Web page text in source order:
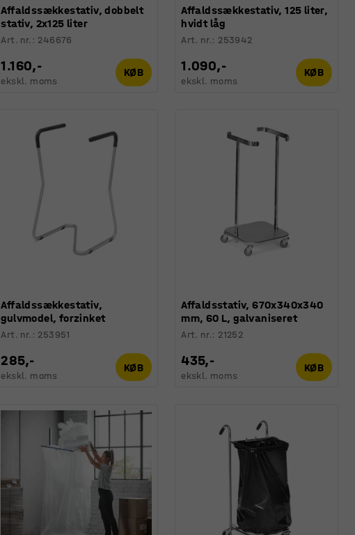
Affaldssækkestativ, dobbelt
stativ, 2x125 liter
Art. nr. : 246676
1.160,-
ekskl. moms
KØB
Affaldssækkestativ, 125 liter,
hvidt låg
Art. nr.: 253942
1.090,-
ekskl. moms
KØB
Affaldssækkestativ,
gulvmodel, forzinket
Art. nr. : 253951
285,-
ekskl. moms
KØB
Affaldsstativ, 670x340x340
mm, 60 L, galvaniseret
Art. nr.: 21252
435,-
ekskl. moms
KØB